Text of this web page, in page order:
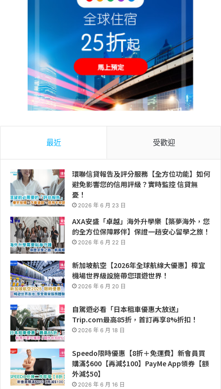
最近 受歡迎
環聯信貸報告及評分服務【全方位功能】如何
避免影響您的信用評級？實時監控 信貸無
憂！
2026 年 6 月 23 日
AXA安盛「卓越」海外升學樂【築夢海外，您
的全方位保障夥伴】保證一趟安心留學之旅！
2026 年 6 月 22 日
新加坡航空【2026年全球航線大優惠】樟宜
機場世界級設施帶您環遊世界！
2026 年 6 月 20 日
自駕遊必看「日本租車優惠大放送」
Trip.com最高85折，首訂再享8%折扣！
2026 年 6 月 18 日
Speedo限時優惠【8折＋免運費】新會員買
購滿$600【再減$100】PayMe App領券【額
外減$50】
2026 年 6 月 16 日